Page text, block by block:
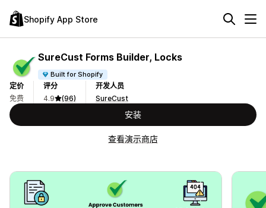
Shopify App Store
SureCust Forms Builder, Locks
Built for Shopify
定价
免费
评分
4.9
(96)
开发人员
SureCust
安装
查看演示商店